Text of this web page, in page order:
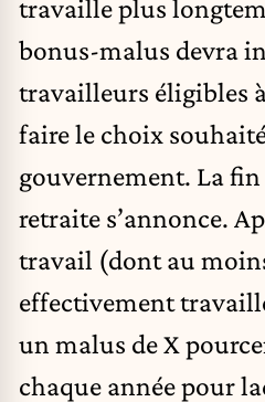
travaille plus
bonus-malus devra
travailleurs éligibles
faire le choix
gouvernement. La
retraite s’annonce.
travail (dont au
effectivement
un malus de X
chaque année pour